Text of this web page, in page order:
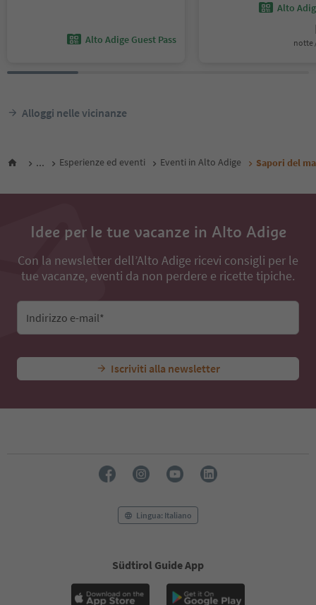
Alto Adige Guest Pass
Alto
notte
Alloggi nelle vicinanze
... Esperienze ed eventi Eventi in Alto Adige Sapori del
Idee per le tue vacanze in Alto Adige
Con la newsletter dell’Alto Adige ricevi consigli per le
tue vacanze, eventi da non perdere e ricette tipiche.
Indirizzo e-mail*
Iscriviti alla newsletter
Lingua: Italiano
Südtirol Guide App